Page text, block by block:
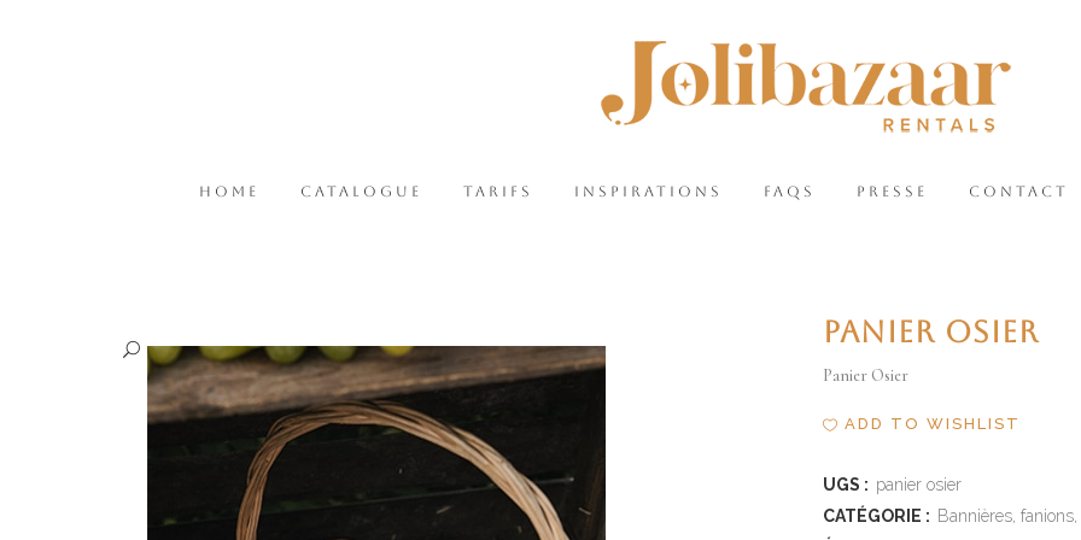
HOME CATALOGUE TARIFS INSPIRATIONS FAQS PRESSE CONTACT
PANIER OSIER
Panier Osier
ADD TO WISHLIST
UGS : panier osier
CATÉGORIE : Bannières,